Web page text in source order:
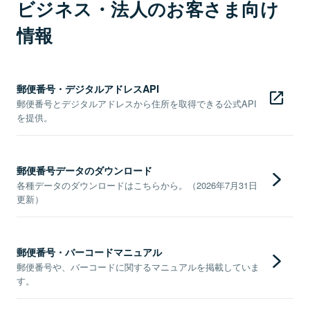
ビジネス・法人のお客さま向け
情報
郵便番号・デジタルアドレスAPI
郵便番号とデジタルアドレスから住所を取得できる公式API
を提供。
郵便番号データのダウンロード
各種データのダウンロードはこちらから。（2026年7月31日
更新）
郵便番号・バーコードマニュアル
郵便番号や、バーコードに関するマニュアルを掲載していま
す。